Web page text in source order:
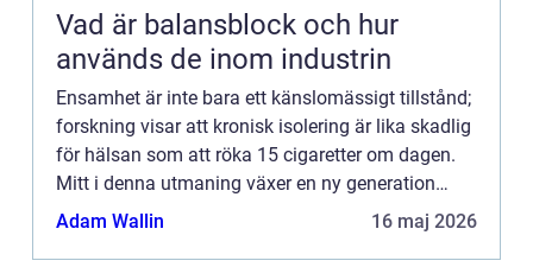
Vad är balansblock och hur
används de inom industrin
Ensamhet är inte bara ett känslomässigt tillstånd;
forskning visar att kronisk isolering är lika skadlig
för hälsan som att röka 15 cigaretter om dagen.
Mitt i denna utmaning växer en ny generation
smarta...
Adam Wallin 16 maj 2026